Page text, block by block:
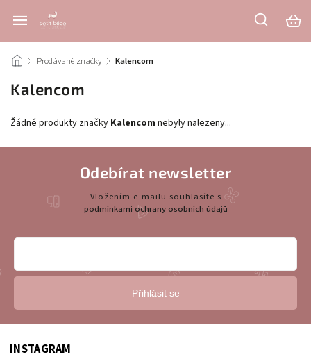
/ Prodávané značky / Kalencom
Kalencom
Žádné produkty značky Kalencom nebyly nalezeny...
INSTAGRAM
Odebírat newsletter
Vložením e-mailu souhlasíte s
podmínkami ochrany osobních údajů
Přihlásit se